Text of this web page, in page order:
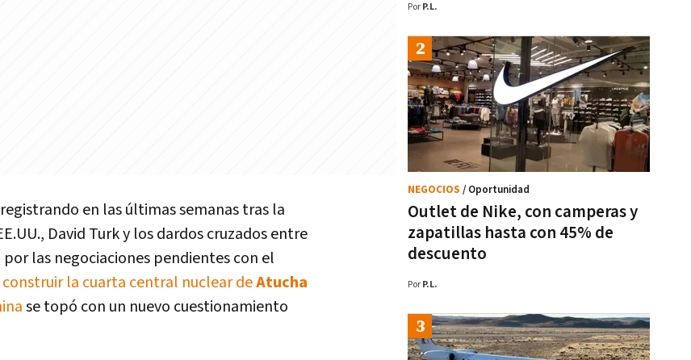
en las últimas semanas tras la
David Turk y los dardos cruzados entre
las negociaciones pendientes con el
la cuarta central nuclear deAtucha
se topó con un nuevo cuestionamiento
Por P.L.
Outlet de Nike, con camperas y
zapatillas hasta con 45% de
descuento
NEGOCIOS / Oportunidad
Por P.L.